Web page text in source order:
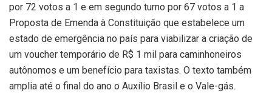
por 72 votos a 1 e em segundo turno por 67 votos a 1 a
Proposta de Emenda à Constituição que estabelece um
estado de emergência no país para viabilizar a criação de
um voucher temporário de R$ 1 mil para caminhoneiros
autônomos e um benefício para taxistas. O texto também
amplia até o final do ano o Auxílio Brasil e o Vale-gás.